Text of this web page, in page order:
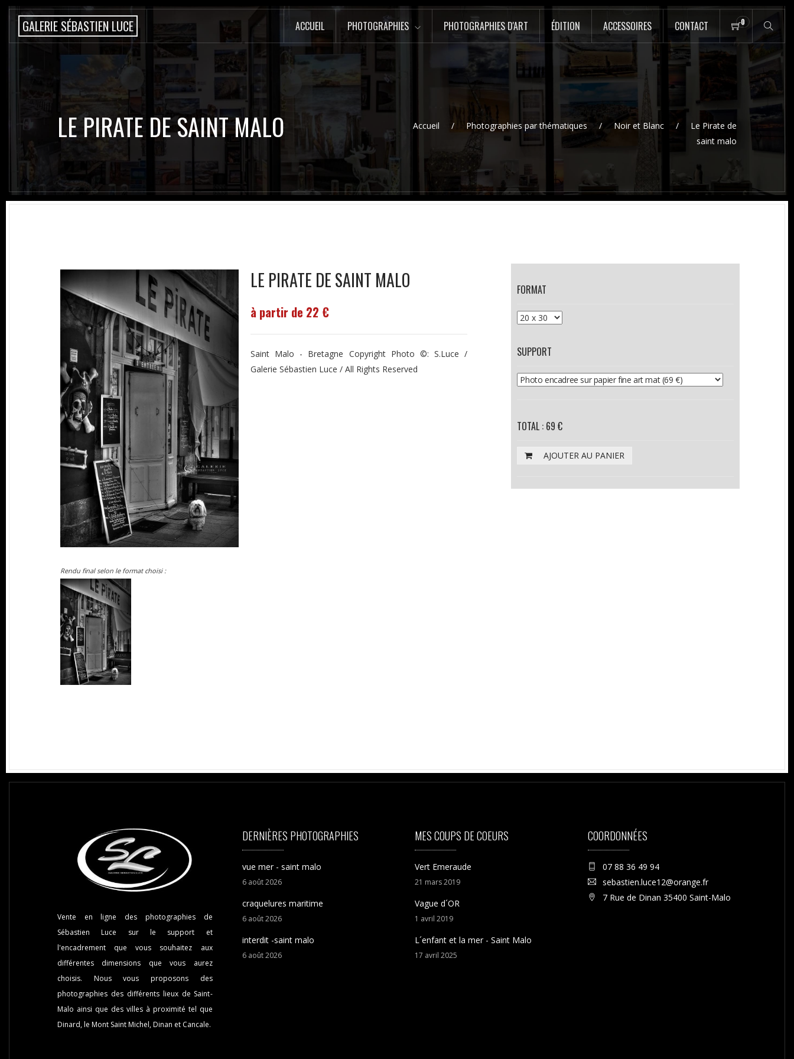
GALERIE SÉBASTIEN LUCE ACCUEIL PHOTOGRAPHIES PHOTOGRAPHIES D'ART ÉDITION ACCESSOIRES CONTACT 0
LE PIRATE DE SAINT MALO Accueil Photographies par thématiques Noir et Blanc
Le Pirate de
saint malo
Rendu final selon le format choisi :
LE PIRATE DE SAINT MALO
à partir de 22 €
Saint Malo - Bretagne Copyright Photo ©: S.Luce /
Galerie Sébastien Luce / All Rights Reserved
FORMAT
SUPPORT
TOTAL : 69 €
AJOUTER AU PANIER
Vente en ligne des photographies de
Sébastien Luce sur le support et
l'encadrement que vous souhaitez aux
différentes dimensions que vous aurez
choisis. Nous vous proposons des
photographies des différents lieux de Saint-
Malo ainsi que des villes à proximité tel que
Dinard, le Mont Saint Michel, Dinan et Cancale.
DERNIÈRES PHOTOGRAPHIES
vue mer - saint malo
6août2026
craquelures maritime
6août2026
interdit -saint malo
6août2026
MES COUPS DE COEURS
Vert Emeraude
21 mars2019
Vague d´OR
1 avril 2019
L´enfant et la mer - Saint Malo
17 avril 2025
COORDONNÉES
07 88 36 49 94
sebastien.luce12@orange.fr
7 Rue de Dinan 35400 Saint-Malo